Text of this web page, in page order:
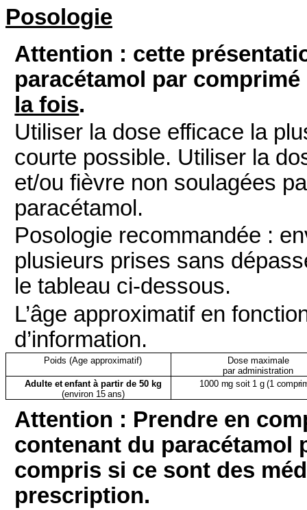
Posologie
Attention : cette
paracétamol par
la fois.
Utiliser la dose efficace la
courte possible. Utiliser la
et/ou fièvre non soulagées
paracétamol.
Posologie recommandée :
plusieurs prises sans
le tableau ci‑dessous.
L’âge approximatif en
d’information.
Poids (Age approximatif)
Dose maximale
par administration
Adulte et enfant à partir de 50 kg
(environ 15 ans)
1000 mg soit 1g (1
Attention : Prendre en
contenant du paracétamol
compris si ce sont des
prescription.